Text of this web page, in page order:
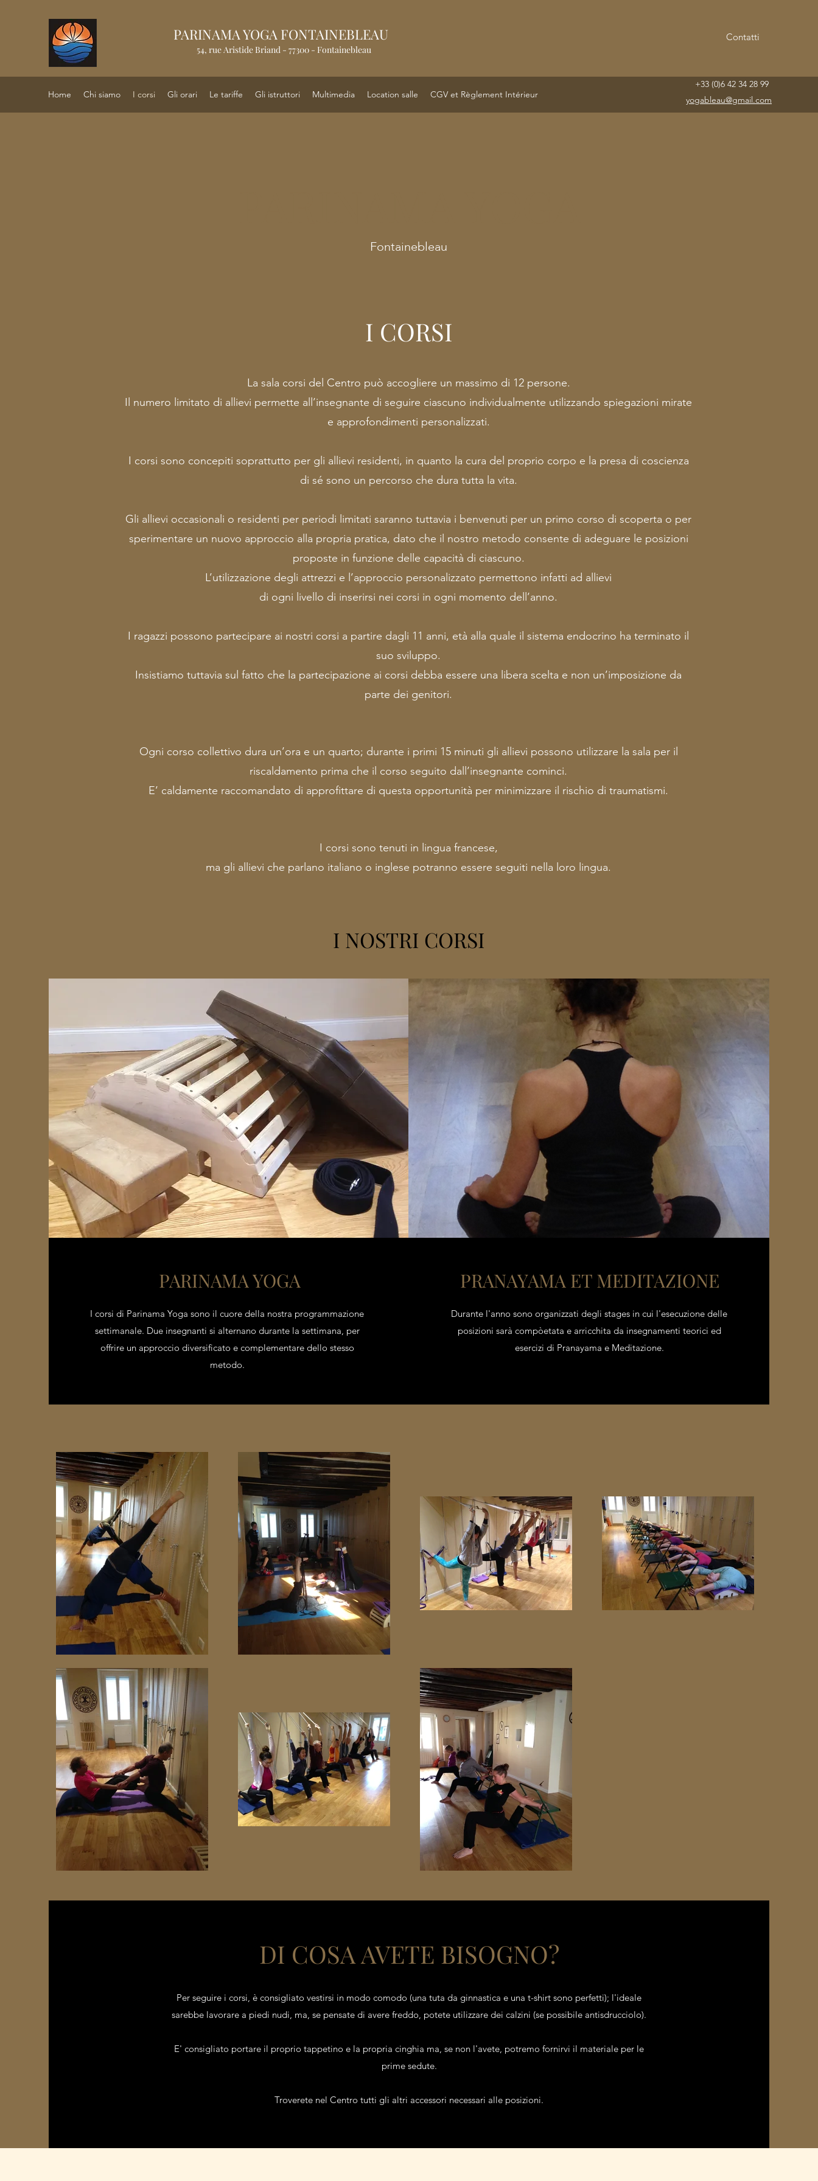
PARINAMA YOGA FONTAINEBLEAU
54, rue Aristide Briand - 77300 - Fontainebleau
Contatti
Home Chi siamo I corsi Gli orari Le tariffe Gli istruttori Multimedia Location salle CGV et Règlement Intérieur
+33 (0)6 42 34 28 99
yogableau@gmail.com
Fontainebleau
I CORSI
La sala corsi del Centro può accogliere un massimo di 12 persone.
Il numero limitato di allievi permette all’insegnante di seguire ciascuno individualmente utilizzando spiegazioni mirate
e approfondimenti personalizzati.
I corsi sono concepiti soprattutto per gli allievi residenti, in quanto la cura del proprio corpo e la presa di coscienza
di sé sono un percorso che dura tutta la vita.
Gli allievi occasionali o residenti per periodi limitati saranno tuttavia i benvenuti per un primo corso di scoperta o per
sperimentare un nuovo approccio alla propria pratica, dato che il nostro metodo consente di adeguare le posizioni
proposte in funzione delle capacità di ciascuno.
L’utilizzazione degli attrezzi e l’approccio personalizzato permettono infatti ad allievi
di ogni livello di inserirsi nei corsi in ogni momento dell’anno.
I ragazzi possono partecipare ai nostri corsi a partire dagli 11 anni, età alla quale il sistema endocrino ha terminato il
suo sviluppo.
Insistiamo tuttavia sul fatto che la partecipazione ai corsi debba essere una libera scelta e non un’imposizione da
parte dei genitori.
Ogni corso collettivo dura un’ora e un quarto; durante i primi 15 minuti gli allievi possono utilizzare la sala per il
riscaldamento prima che il corso seguito dall’insegnante cominci.
E’ caldamente raccomandato di approfittare di questa opportunità per minimizzare il rischio di traumatismi.
I corsi sono tenuti in lingua francese,
ma gli allievi che parlano italiano o inglese potranno essere seguiti nella loro lingua.
I NOSTRI CORSI
PARINAMA YOGA
I corsi di Parinama Yoga sono il cuore della nostra programmazione
settimanale. Due insegnanti si alternano durante la settimana, per
offrire un approccio diversificato e complementare dello stesso
metodo.
PRANAYAMA ET MEDITAZIONE
Durante l'anno sono organizzati degli stages in cui l'esecuzione delle
posizioni sarà compòetata e arricchita da insegnamenti teorici ed
esercizi di Pranayama e Meditazione.
DI COSA AVETE BISOGNO?
Per seguire i corsi, è consigliato vestirsi in modo comodo (una tuta da ginnastica e una t-shirt sono perfetti); l'ideale
sarebbe lavorare a piedi nudi, ma, se pensate di avere freddo, potete utilizzare dei calzini (se possibile antisdrucciolo).
E' consigliato portare il proprio tappetino e la propria cinghia ma, se non l'avete, potremo fornirvi il materiale per le
prime sedute.
Troverete nel Centro tutti gli altri accessori necessari alle posizioni.